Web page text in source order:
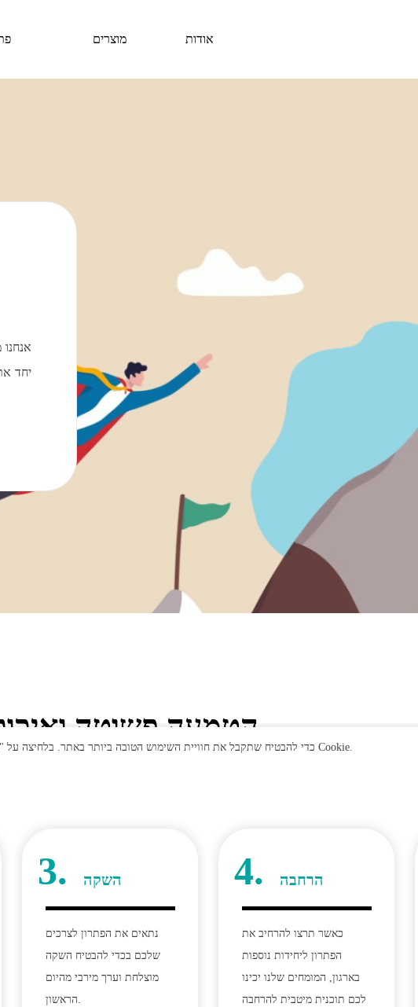
מוצרים אודות
יחד
הטמעה פשוטה
3. השקה
נתאים את הפתרון לצרכים
שלכם בכדי להבטיח השקה
מוצלחת וערך מירבי מהיום
הראשון.
4. הרחבה
כאשר תרצו להרחיב את
הפתרון ליחידות נוספות
בארגון, המומחים שלנו יכינו
לכם תוכנית מיטבית להרחבה
אנו משתמשים בקבצי Cookie כדי להבטיח שתקבל את חוויית השימוש הטובה ביותר באתר. בלחיצה על "אישור" אתם מסכימים לשימוש שלנו בקבצי Cookie.